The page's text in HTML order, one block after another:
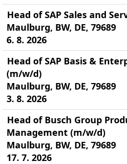
Head of SAP Sales and
Maulburg, BW, DE, 79689
6. 8. 2026
Head of SAP Basis &
(m/w/d)
Maulburg, BW, DE, 79689
3. 8. 2026
Head of Busch Group
Management (m/w/d)
Maulburg, BW, DE, 79689
17. 7. 2026